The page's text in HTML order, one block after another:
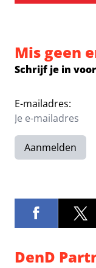
Mis geen
Schrijf je in
E-mailadres:
Aanmelden
DenD